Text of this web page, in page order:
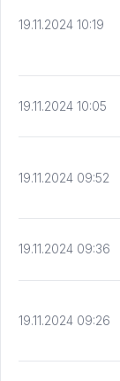
19.11.2024 10:19
19.11.2024 10:05
19.11.2024 09:52
19.11.2024 09:36
19.11.2024 09:26